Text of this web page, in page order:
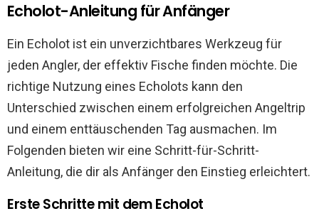
Echolot-Anleitung für Anfänger
Ein Echolot ist ein unverzichtbares Werkzeug für
jeden Angler, der effektiv Fische finden möchte. Die
richtige Nutzung eines Echolots kann den
Unterschied zwischen einem erfolgreichen Angeltrip
und einem enttäuschenden Tag ausmachen. Im
Folgenden bieten wir eine Schritt-für-Schritt-
Anleitung, die dir als Anfänger den Einstieg erleichtert.
Erste Schritte mit dem Echolot